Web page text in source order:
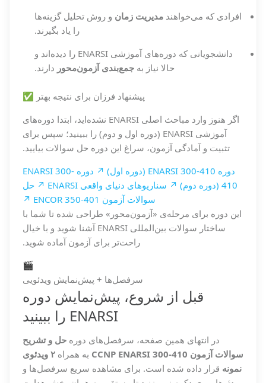
افرادی که می‌خواهندمدیریت زمان و روش تحلیل گزینه‌ها
را یاد بگیرند.
دانشجویانی که دوره‌های آموزشی ENARSI را دیده‌اند و
حالا نیاز بهجمع‌بندی آزمون‌محور دارند.
پیشنهاد فرزان برای نتیجه بهتر ✅
اگر هنوز وارد مباحث اصلی ENARSI نشده‌اید، ابتدا دوره‌های
آموزشی ENARSI (دوره اول و دوم) را ببینید؛ سپس برای
تثبیت و آمادگی آزمون، سراغ این دوره حل سوالات بیایید.
دوره ENARSI 300-410 (دوره اول) ↗
دوره ENARSI 300-
410 (دوره دوم) ↗
سناریوهای دنیای واقعی ENARSI ↗
حل
سوالات آزمون ENCOR 350-401 ↗
این دوره برای مرحله‌ی «آزمون‌محور» طراحی شده تا شما با
ساختار سوالات بین‌المللی ENARSI آشنا شوید و با خیال
راحت‌تر برای آزمون آماده شوید.
🎬
سرفصل‌ها + پیش‌نمایش ویدئویی
قبل از شروع، پیش‌نمایش دوره
ENARSI را ببینید
در انتهای همین صفحه، سرفصل‌های دورهحل و تشریح
سوالات آزمون CCNP ENARSI 300-410
به همراه ۲ ویدئوی
نمونه قرار داده شده است. برای مشاهده سریع سرفصل‌ها و